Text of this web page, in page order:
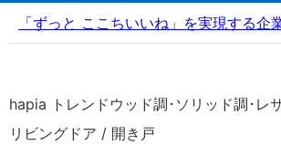
「ずっと ここちいいね」を実現する
hapia トレンドウッド調･ソリッド調･レ
リビングドア / 開き戸